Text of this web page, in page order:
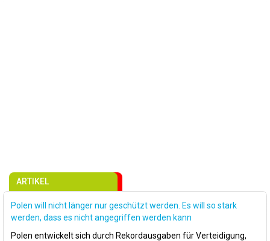
ARTIKEL
Polen will nicht länger nur geschützt werden. Es will so stark
werden, dass es nicht angegriffen werden kann
Polen entwickelt sich durch Rekordausgaben für Verteidigung,